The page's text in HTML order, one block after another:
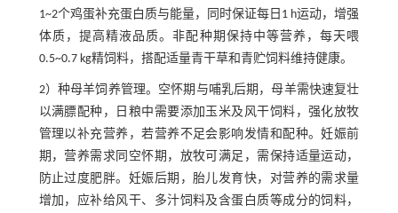
1~2个鸡蛋补充蛋白质与能量，同时保证每日1 h运动，增强
体质，提高精液品质。非配种期保持中等营养，每天喂
0.5~0.7 kg精饲料，搭配适量青干草和青贮饲料维持健康。
2）种母羊饲养管理。空怀期与哺乳后期，母羊需快速复壮
以满膘配种，日粮中需要添加玉米及风干饲料，强化放牧
管理以补充营养，若营养不足会影响发情和配种。妊娠前
期，营养需求同空怀期，放牧可满足，需保持适量运动，
防止过度肥胖。妊娠后期，胎儿发育快，对营养的需求量
增加，应补给风干、多汁饲料及含蛋白质等成分的饲料，